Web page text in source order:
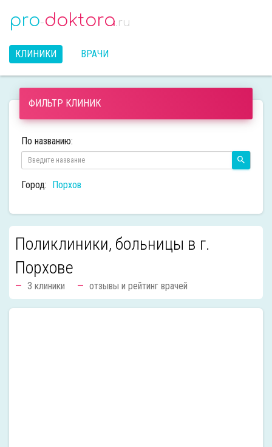
pro-doktora.ru
КЛИНИКИ ВРАЧИ
ФИЛЬТР КЛИНИК
По названию:
Город: Порхов
Поликлиники, больницы в г.
Порхове
3 клиники отзывы и рейтинг врачей